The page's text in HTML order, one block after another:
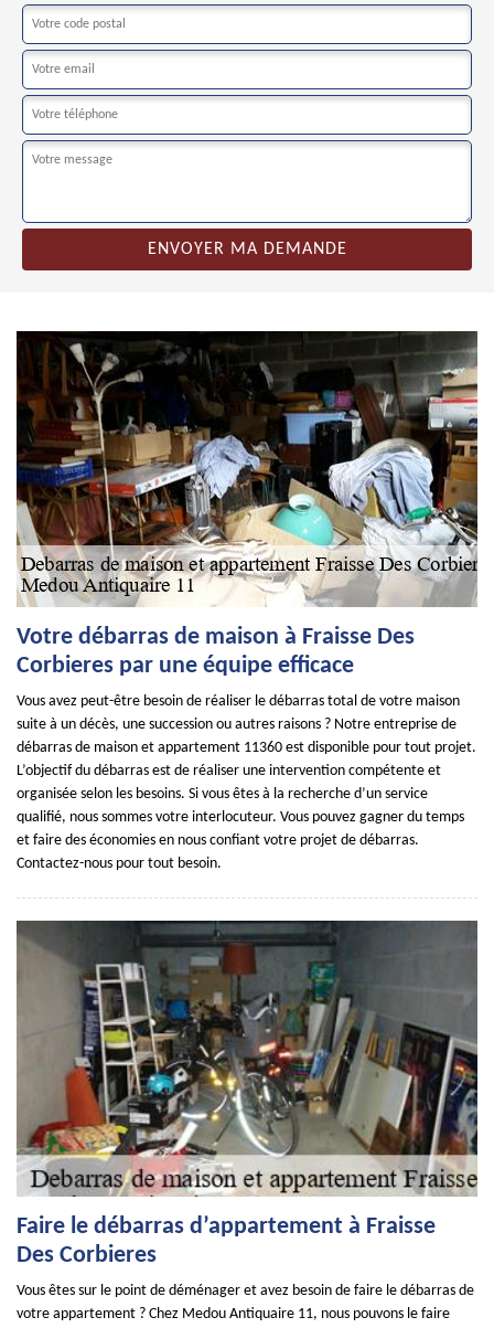
Votre débarras de maison à Fraisse Des
Corbieres par une équipe efficace
Vous avez peut-être besoin de réaliser le débarras total de votre maison
suite à un décès, une succession ou autres raisons ? Notre entreprise de
débarras de maison et appartement 11360 est disponible pour tout projet.
L’objectif du débarras est de réaliser une intervention compétente et
organisée selon les besoins. Si vous êtes à la recherche d’un service
qualifié, nous sommes votre interlocuteur. Vous pouvez gagner du temps
et faire des économies en nous confiant votre projet de débarras.
Contactez-nous pour tout besoin.
Faire le débarras d’appartement à Fraisse
Des Corbieres
Vous êtes sur le point de déménager et avez besoin de faire le débarras de
votre appartement ? Chez Medou Antiquaire 11, nous pouvons le faire